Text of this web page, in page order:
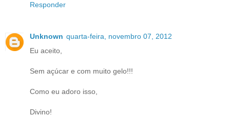
Responder
Unknown quarta-feira, novembro 07, 2012
Eu aceito,
Sem açúcar e com muito gelo!!!
Como eu adoro isso,
Divino!